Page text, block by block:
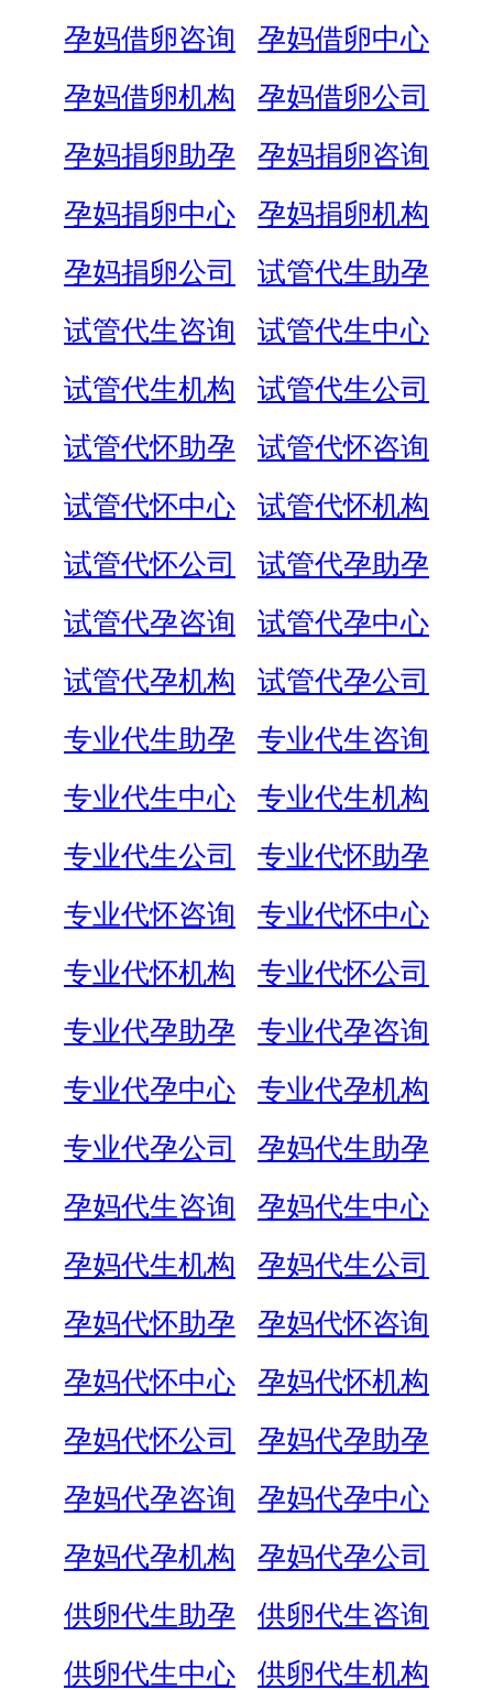
孕妈借卵咨询
孕妈借卵中心
孕妈借卵机构
孕妈借卵公司
孕妈捐卵助孕
孕妈捐卵咨询
孕妈捐卵中心
孕妈捐卵机构
孕妈捐卵公司
试管代生助孕
试管代生咨询
试管代生中心
试管代生机构
试管代生公司
试管代怀助孕
试管代怀咨询
试管代怀中心
试管代怀机构
试管代怀公司
试管代孕助孕
试管代孕咨询
试管代孕中心
试管代孕机构
试管代孕公司
专业代生助孕
专业代生咨询
专业代生中心
专业代生机构
专业代生公司
专业代怀助孕
专业代怀咨询
专业代怀中心
专业代怀机构
专业代怀公司
专业代孕助孕
专业代孕咨询
专业代孕中心
专业代孕机构
专业代孕公司
孕妈代生助孕
孕妈代生咨询
孕妈代生中心
孕妈代生机构
孕妈代生公司
孕妈代怀助孕
孕妈代怀咨询
孕妈代怀中心
孕妈代怀机构
孕妈代怀公司
孕妈代孕助孕
孕妈代孕咨询
孕妈代孕中心
孕妈代孕机构
孕妈代孕公司
供卵代生助孕
供卵代生咨询
供卵代生中心
供卵代生机构